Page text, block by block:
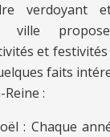
verdoyant
ville
et
faits
:
: Chaque